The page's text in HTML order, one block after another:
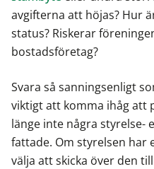
avgifterna att höjas? Hur
status? Riskerar
bostadsföretag?
Svara så sanningsenligt
viktigt att komma ihåg att
länge inte några styrelse-
fattade. Om styrelsen har
välja att skicka över den